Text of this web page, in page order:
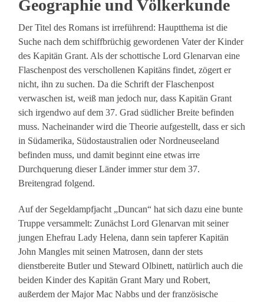
Geographie und Völkerkunde
Der Titel des Romans ist irreführend: Hauptthema ist die
Suche nach dem schiffbrüchig gewordenen Vater der Kinder
des Kapitän Grant. Als der schottische Lord Glenarvan eine
Flaschenpost des verschollenen Kapitäns findet, zögert er
nicht, ihn zu suchen. Da die Schrift der Flaschenpost
verwaschen ist, weiß man jedoch nur, dass Kapitän Grant
sich irgendwo auf dem 37. Grad südlicher Breite befinden
muss. Nacheinander wird die Theorie aufgestellt, dass er sich
in Südamerika, Südostaustralien oder Nordneuseeland
befinden muss, und damit beginnt eine etwas irre
Durchquerung dieser Länder immer stur dem 37.
Breitengrad folgend.
Auf der Segeldampfjacht „Duncan“ hat sich dazu eine bunte
Truppe versammelt: Zunächst Lord Glenarvan mit seiner
jungen Ehefrau Lady Helena, dann sein tapferer Kapitän
John Mangles mit seinen Matrosen, dann der stets
dienstbereite Butler und Steward Olbinett, natürlich auch die
beiden Kinder des Kapitän Grant Mary und Robert,
außerdem der Major Mac Nabbs und der französische